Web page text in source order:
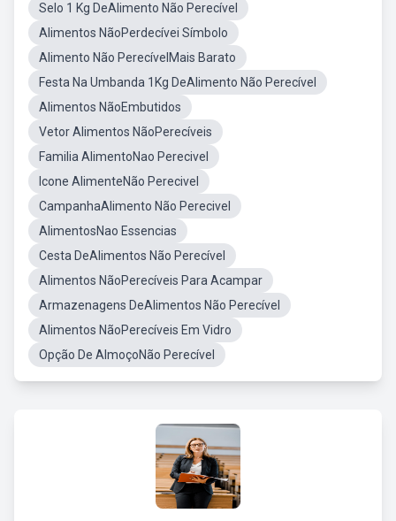
Selo 1 Kg DeAlimento Não Perecível
Alimentos NãoPerdecívei Símbolo
Alimento Não PerecívelMais Barato
Festa Na Umbanda 1Kg DeAlimento Não Perecível
Alimentos NãoEmbutidos
Vetor Alimentos NãoPerecíveis
Familia AlimentoNao Perecivel
Icone AlimenteNão Perecivel
CampanhaAlimento Não Perecivel
AlimentosNao Essencias
Cesta DeAlimentos Não Perecível
Alimentos NãoPerecíveis Para Acampar
Armazenagens DeAlimentos Não Perecível
Alimentos NãoPerecíveis Em Vidro
Opção De AlmoçoNão Perecível